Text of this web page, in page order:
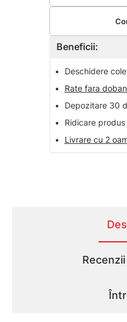
Beneficii:
•
Deschidere
•
Rate fara
•
Depozitare 30
•
Ridicare
•
Livrare cu 2